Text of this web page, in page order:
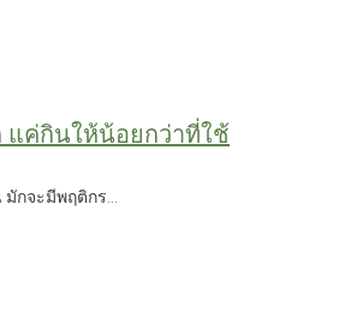
แค่กินให้น้อยกว่าที่ใช้
กจะมีพฤติกร...